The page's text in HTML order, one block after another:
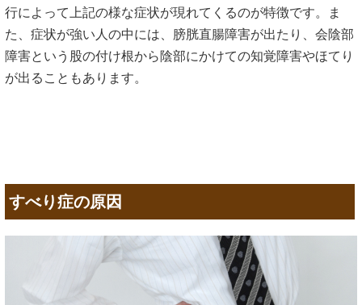
行によって上記の様な症状が現れてくるのが特徴です。ま
た、症状が強い人の中には、膀胱直腸障害が出たり、会陰部
障害という股の付け根から陰部にかけての知覚障害やほてり
が出ることもあります。
すべり症の原因